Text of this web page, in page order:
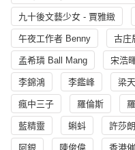
九十後文藝少女 - 賈雅緻
午夜工作者 Benny 古庄
孟希璘 Ball Mang 宋浩
李錦鴻 李鑑峰 梁
瘋中三子 羅倫斯
藍精靈 蝌蚪 許莎朗
阿銀 陳俊偉 香港